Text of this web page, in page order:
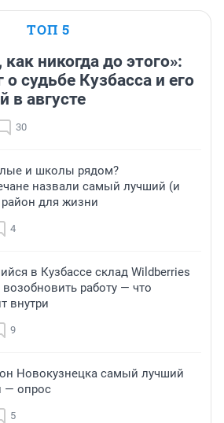
ТОП 5
как никогда до этого»:
о судьбе Кузбасса и его
в августе
30
и школы рядом?
назвали самый лучший (и
для жизни
4
в Кузбассе склад Wildberries
возобновить работу — что
внутри
9
Новокузнецка самый лучший
— опрос
5